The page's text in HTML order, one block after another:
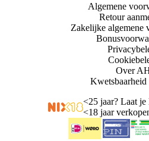
Algemene
Retour
Zakelijke algemene
Over
Kwetsbaarheid
<25 jaar? Laat
<18 jaar